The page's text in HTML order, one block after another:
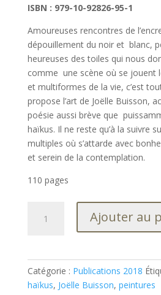
ISBN : 979-10-92826-95-1
Amoureuses rencontres de
dépouillement du noir et blanc,
heureuses des toiles qui nous
comme une scène où se jouent
et multiformes de la vie, c’est
propose l’art de Joëlle Buisson,
poésie aussi brève que
haïkus. Il ne reste qu’à la suivre
multiples où s’attarde avec
et serein de la contemplation.
110 pages
Buisson
Ajouter au
Catégorie : Publications 2018
haïkus, Joëlle Buisson, peintures